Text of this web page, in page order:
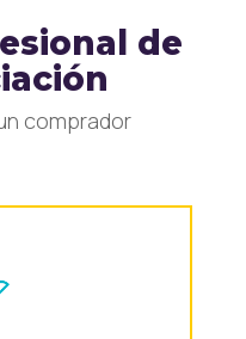
de
comprador